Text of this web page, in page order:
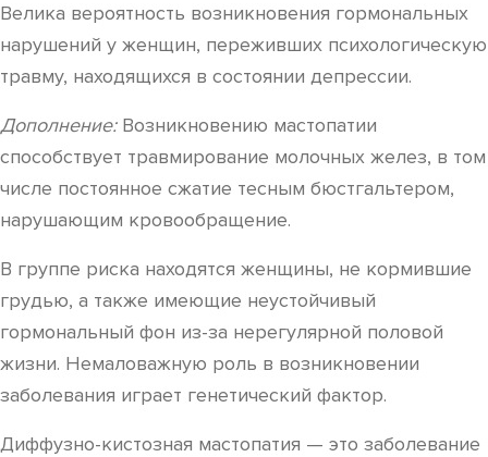
Велика вероятность возникновения гормональных
нарушений у женщин, переживших психологическую
травму, находящихся в состоянии депрессии.
Дополнение:Возникновению мастопатии
способствует травмирование молочных желез, в том
числе постоянное сжатие тесным бюстгальтером,
нарушающим кровообращение.
В группе риска находятся женщины, не кормившие
грудью, а также имеющие неустойчивый
гормональный фон из-за нерегулярной половой
жизни. Немаловажную роль в возникновении
заболевания играет генетический фактор.
Диффузно-кистозная мастопатия — это заболевание